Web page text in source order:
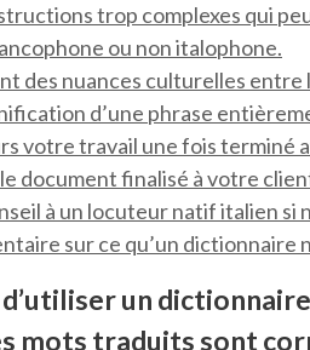
trop complexes qui
ou non italophone.
des nuances culturelles
d’une phrase
votre travail une fois terminé
document finalisé à votre
à un locuteur natif italien
sur ce qu’un dictionnaire
un
mots traduits sont